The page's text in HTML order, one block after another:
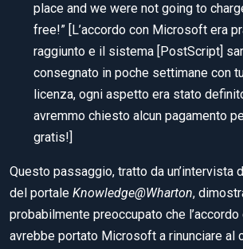
place and we were not going to
free!” [L’accordo con Microsoft era
raggiunto e il sistema [PostScript]
consegnato in poche settimane con
licenza, ogni aspetto era stato
avremmo chiesto alcun pagamento
gratis!]
Questo passaggio, tratto da un’intervista
del portale Knowledge@Wharton,
probabilmente preoccupato che
avrebbe portato Microsoft a rinunciare al